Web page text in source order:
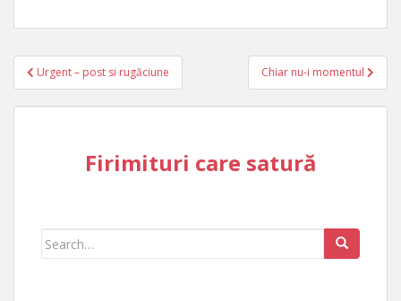
Post
navigation
Urgent – post si rugăciune Chiar nu-i momentul
Firimituri care satură
Search